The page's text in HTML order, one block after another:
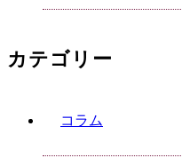
カテゴリー
コラム